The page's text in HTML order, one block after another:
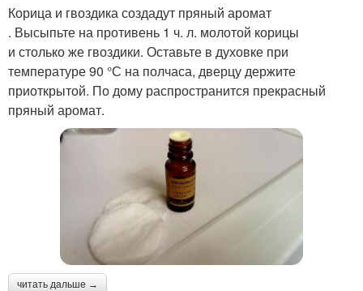
Корица и гвоздика создадут пряный аромат
. Высыпьте на противень 1 ч. л. молотой корицы
и столько же гвоздики. Оставьте в духовке при
температуре 90 °С на полчаса, дверцу держите
приоткрытой. По дому распространится прекрасный
пряный аромат.
читать дальше →